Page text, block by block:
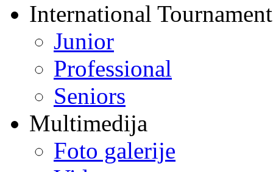
International
Junior
Professional
Seniors
Multimedija
Foto galerije